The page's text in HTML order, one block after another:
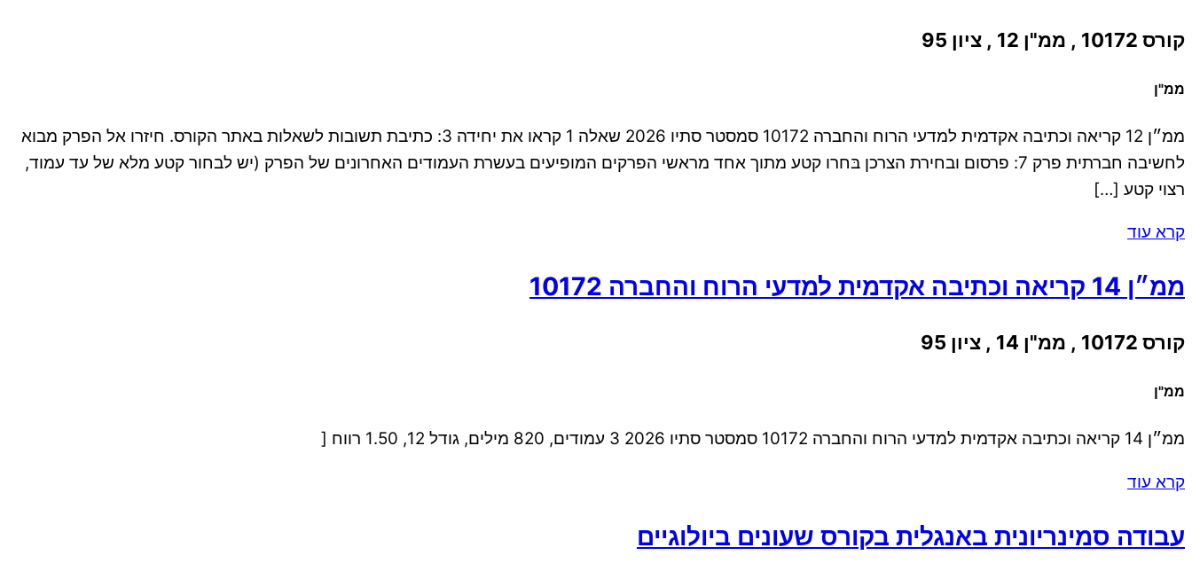
קורס 10172 , ממ"ן 12 , ציון 95
ממ"ן
ממ״ן 12 קריאה וכתיבה אקדמית למדעי הרוח והחברה 10172 סמסטר סתיו 2026 שאלה 1 קראו את יחידה 3: כתיבת תשובות לשאלות באתר הקורס. חיזרו אל הפרק מבוא
לחשיבה חברתית פרק 7: פרסום ובחירת הצרכן בּחרו קטע מתוך אחד מראשי הפרקים המופיעים בעשרת העמודים האחרונים של הפרק (יש לבחור קטע מלא של עד עמוד,
רצוי קטע […]
קרא עוד
ממ״ן 14 קריאה וכתיבה אקדמית למדעי הרוח והחברה 10172
קורס 10172 , ממ"ן 14 , ציון 95
ממ"ן
ממ״ן 14 קריאה וכתיבה אקדמית למדעי הרוח והחברה 10172 סמסטר סתיו 2026 3 עמודים, 820 מילים, גודל 12, 1.50 רווח [
קרא עוד
עבודה סמינריונית באנגלית בקורס שעונים ביולוגיים